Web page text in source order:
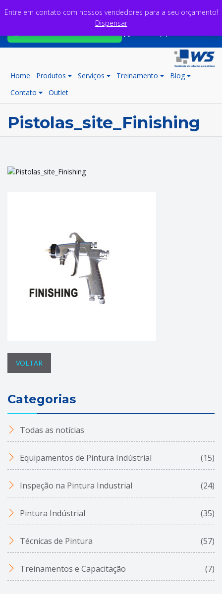
Home Produtos Serviços Treinamento
Blog
Contato
Outlet
Pistolas_site_Finishing
VOLTAR
Categorias
Todas as notícias
Equipamentos de Pintura Indústrial (15)
Inspeção na Pintura Industrial (24)
Pintura Indústrial (35)
Técnicas de Pintura (57)
Treinamentos e Capacitação (7)
Entre em contato com nossos vendedores para a seu orçamento!
Dispensar